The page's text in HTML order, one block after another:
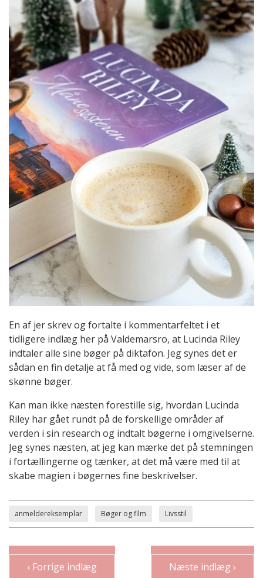
En af jer skrev og fortalte i kommentarfeltet i et
tidligere indlæg her på Valdemarsro, at Lucinda Riley
indtaler alle sine bøger på diktafon. Jeg synes det er
sådan en fin detalje at få med og vide, som læser af de
skønne bøger.
Kan man ikke næsten forestille sig, hvordan Lucinda
Riley har gået rundt på de forskellige områder af
verden i sin research og indtalt bøgerne i omgivelserne.
Jeg synes næsten, at jeg kan mærke det på stemningen
i fortællingerne og tænker, at det må være med til at
skabe magien i bøgernes fine beskrivelser.
anmeldereksemplar Bøger og film Livsstil
‹ Forrige indlæg Næste indlæg ›